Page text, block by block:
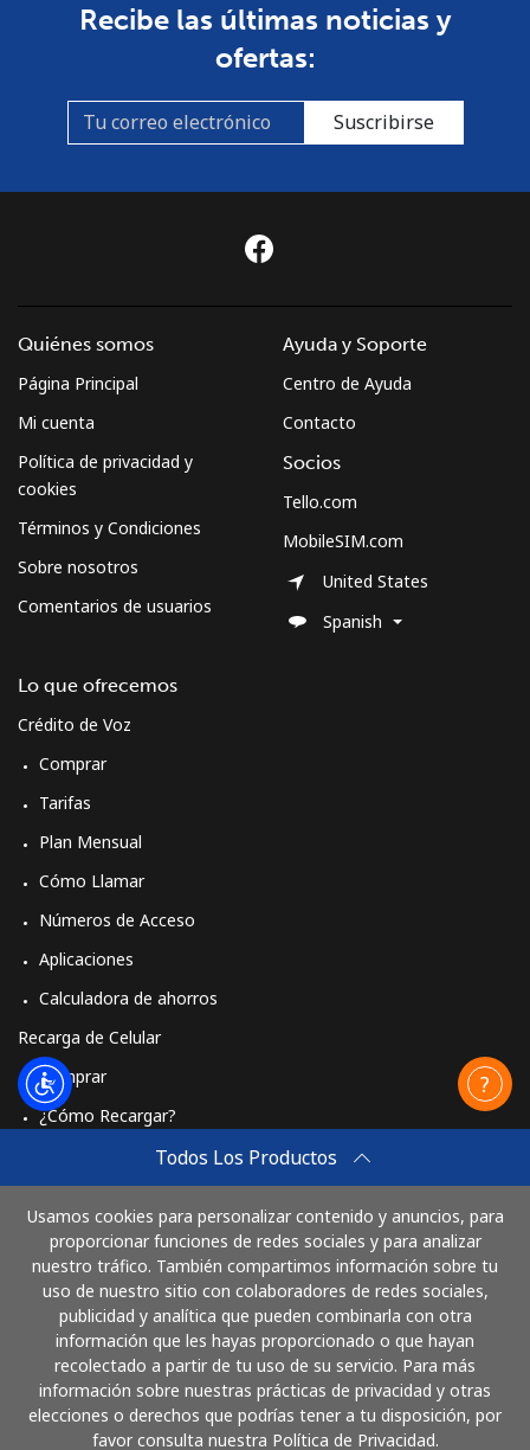
Recibe las últimas noticias y
ofertas:
Suscribirse
Todos Los Productos
Usamos cookies para personalizar contenido y anuncios, para
proporcionar funciones de redes sociales y para analizar
nuestro tráfico. También compartimos información sobre tu
uso de nuestro sitio con colaboradores de redes sociales,
publicidad y analítica que pueden combinarla con otra
información que les hayas proporcionado o que hayan
recolectado a partir de tu uso de su servicio. Para más
información sobre nuestras prácticas de privacidad y otras
elecciones o derechos que podrías tener a tu disposición, por
favor consulta nuestra Política de Privacidad.
Quiénes somos
Página Principal
Mi cuenta
Política de privacidad y
cookies
Términos y Condiciones
Sobre nosotros
Comentarios de usuarios
Lo que ofrecemos
Crédito de Voz
Comprar
Tarifas
Plan Mensual
Cómo Llamar
Números de Acceso
Aplicaciones
Calculadora de ahorros
Recarga de Celular
Comprar
¿Cómo Recargar?
Comprar
Cómo funciona
Ayuda y Soporte
Centro de Ayuda
Contacto
Socios
Tello.com
MobileSIM.com
United States
Spanish
Paga con